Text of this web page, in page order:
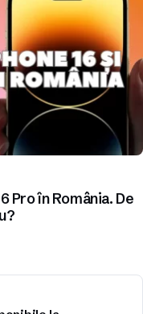
Pro în România. De